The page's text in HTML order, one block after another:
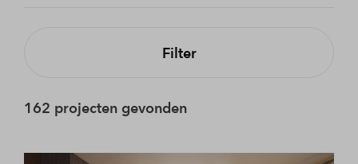
Filter
162 projecten gevonden